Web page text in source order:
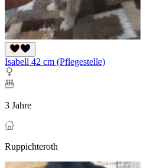
Isabell 42 cm (Pflegestelle)
3 Jahre
Ruppichteroth